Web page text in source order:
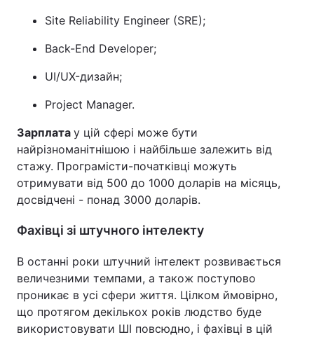
Site Reliability Engineer (SRE);
Back-End Developer;
UI/UX-дизайн;
Project Manager.
Зарплата у цій сфері може бути
найрізноманітнішою і найбільше залежить від
стажу. Програмісти-початківці можуть
отримувати від 500 до 1000 доларів на місяць,
досвідчені - понад 3000 доларів.
Фахівці зі штучного інтелекту
В останні роки штучний інтелект розвивається
величезними темпами, а також поступово
проникає в усі сфери життя. Цілком ймовірно,
що протягом декількох років людство буде
використовувати ШІ повсюдно, і фахівці в цій